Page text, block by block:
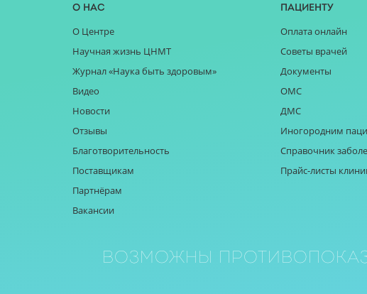
О нас
О Центре
Научная жизнь ЦНМТ
Журнал «Наука быть здоровым»
Видео
Новости
Отзывы
Благотворительность
Поставщикам
Партнёрам
Вакансии
Пациенту
Оплата онлайн
Советы врачей
Документы
ОМС
ДМС
Иногородним
Справочник
Прайс-листы
Возможны